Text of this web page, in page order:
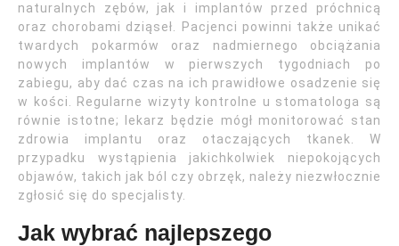
naturalnych zębów, jak i implantów przed próchnicą
oraz chorobami dziąseł. Pacjenci powinni także unikać
twardych pokarmów oraz nadmiernego obciążania
nowych implantów w pierwszych tygodniach po
zabiegu, aby dać czas na ich prawidłowe osadzenie się
w kości. Regularne wizyty kontrolne u stomatologa są
równie istotne; lekarz będzie mógł monitorować stan
zdrowia implantu oraz otaczających tkanek. W
przypadku wystąpienia jakichkolwiek niepokojących
objawów, takich jak ból czy obrzęk, należy niezwłocznie
zgłosić się do specjalisty.
Jak wybrać najlepszego